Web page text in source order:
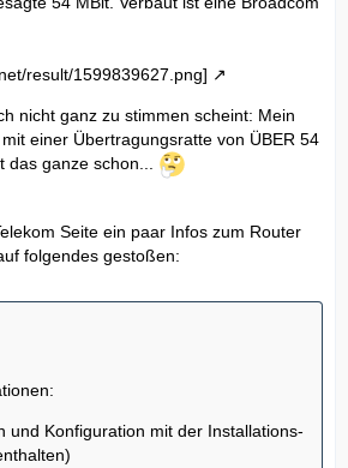
result/1599839627.png]
nicht ganz zu stimmen scheint: Mein
einer Übertragungsratte von ÜBER 54
das ganze schon...
Seite ein paar Infos zum Router
folgendes gestoßen:
und Konfiguration mit der Installations-